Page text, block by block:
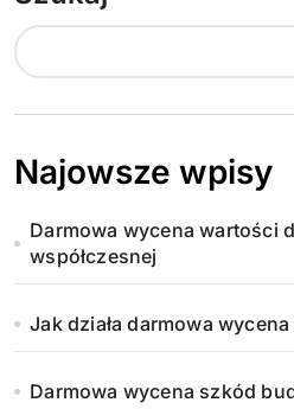
Najowsze wpisy
Darmowa wycena wartości
współczesnej
Jak działa darmowa
Darmowa wycena szkód